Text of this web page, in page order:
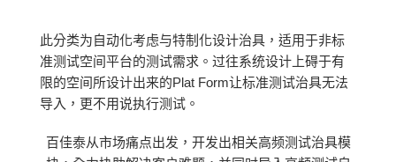
此分类为自动化考虑与特制化设计治具，适用于非标
准测试空间平台的测试需求。过往系统设计上碍于有
限的空间所设计出来的Plat Form让标准测试治具无法
导入，更不用说执行测试。
百佳泰从市场痛点出发，开发出相关高频测试治具模